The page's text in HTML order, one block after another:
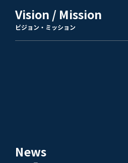
Vision / Mission
ビジョン・ミッション
News